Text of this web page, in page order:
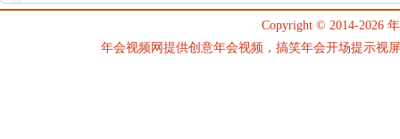
Copyright © 2014-2026
年会视频网提供创意年会视频，搞笑年会开场提示视